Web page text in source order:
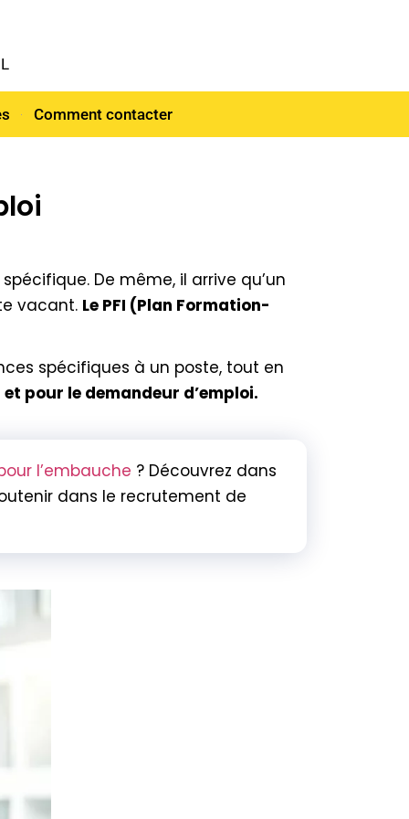
Comment contacter
De même, il arrive qu’un
vacant. Le PFI (Plan Formation-
spécifiques à un poste, tout en
pour le demandeur d’emploi.
l’embauche ? Découvrez dans
dans le recrutement de